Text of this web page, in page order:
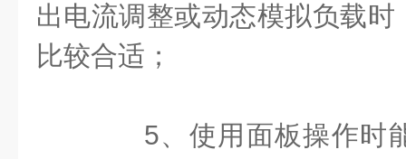
出电流调整或动态模拟负载
比较合适；
5、使用面板操作时